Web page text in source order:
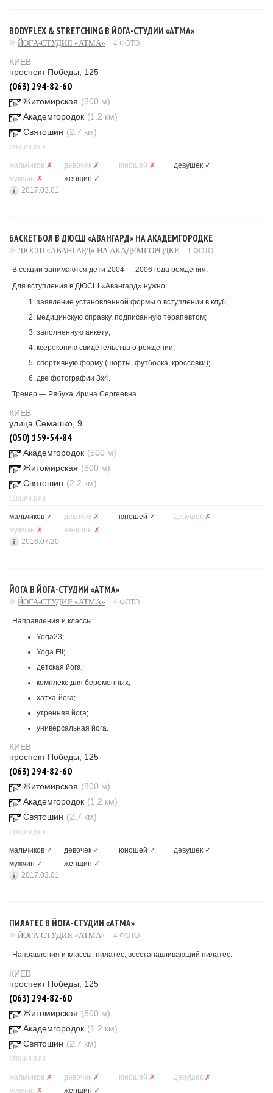
BODYFLEX & STRETCHING В ЙОГА-СТУДИИ «АТМА»
ЙОГА-СТУДИЯ «АТМА» 4 ФОТО
КИЕВ
проспект Победы, 125
(063) 294-82-60
Житомирская (800 м)
Академгородок (1.2 км)
Святошин (2.7 км)
СЕКЦИЯ ДЛЯ
мальчиков ✗ девочек ✗ юношей ✗ девушек ✓
мужчин ✗ женщин ✓
2017.03.01
БАСКЕТБОЛ В ДЮСШ «АВАНГАРД» НА АКАДЕМГОРОДКЕ
ДЮСШ «АВАНГАРД» НА АКАДЕМГОРОДКЕ 1 ФОТО
В секции занимаются дети 2004 — 2006 года рождения.
Для вступления в ДЮСШ «Авангард» нужно:
заявление установленной формы о вступлении в клуб;
медицинскую справку, подписанную терапевтом;
заполненную анкету;
ксерокопию свидетельства о рождении;
спортивную форму (шорты, футболка, кроссовки);
две фотографии 3х4.
Тренер — Рябуха Ирина Сергеевна.
КИЕВ
улица Семашко, 9
(050) 159-54-84
Академгородок (500 м)
Житомирская (800 м)
Святошин (2.2 км)
СЕКЦИЯ ДЛЯ
мальчиков ✓ девочек ✗ юношей ✓ девушек ✗
мужчин ✗ женщин ✗
2016.07.20
ЙОГА В ЙОГА-СТУДИИ «АТМА»
ЙОГА-СТУДИЯ «АТМА» 4 ФОТО
Направления и классы:
Yoga23;
Yoga Fit;
детская йога;
комплекс для беременных;
хатха-йога;
утренняя йога;
универсальная йога.
КИЕВ
проспект Победы, 125
(063) 294-82-60
Житомирская (800 м)
Академгородок (1.2 км)
Святошин (2.7 км)
СЕКЦИЯ ДЛЯ
мальчиков ✓ девочек ✓ юношей ✓ девушек ✓
мужчин ✓ женщин ✓
2017.03.01
ПИЛАТЕС В ЙОГА-СТУДИИ «АТМА»
ЙОГА-СТУДИЯ «АТМА» 4 ФОТО
Направления и классы: пилатес, восстанавливающий пилатес.
КИЕВ
проспект Победы, 125
(063) 294-82-60
Житомирская (800 м)
Академгородок (1.2 км)
Святошин (2.7 км)
СЕКЦИЯ ДЛЯ
мальчиков ✗ девочек ✗ юношей ✗ девушек ✗
мужчин ✗ женщин ✓